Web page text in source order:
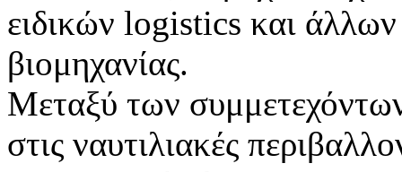
ειδικών logistics και
βιομηχανίας.
Μεταξύ των
στις ναυτιλιακές